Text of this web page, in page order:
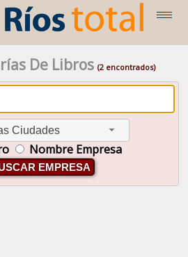
De Libros(2 encontrados)
Ciudades
Nombre Empresa
EMPRESA